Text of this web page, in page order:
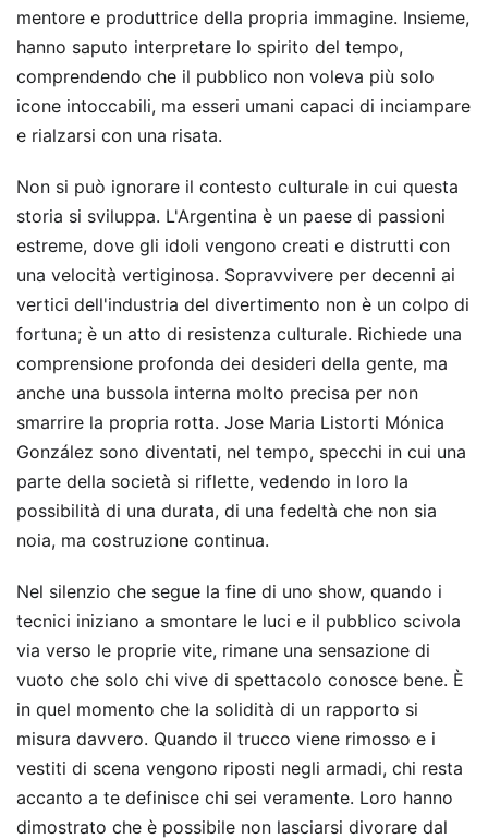
mentore e produttrice della propria immagine. Insieme,
hanno saputo interpretare lo spirito del tempo,
comprendendo che il pubblico non voleva più solo
icone intoccabili, ma esseri umani capaci di inciampare
e rialzarsi con una risata.
Non si può ignorare il contesto culturale in cui questa
storia si sviluppa. L'Argentina è un paese di passioni
estreme, dove gli idoli vengono creati e distrutti con
una velocità vertiginosa. Sopravvivere per decenni ai
vertici dell'industria del divertimento non è un colpo di
fortuna; è un atto di resistenza culturale. Richiede una
comprensione profonda dei desideri della gente, ma
anche una bussola interna molto precisa per non
smarrire la propria rotta. Jose Maria Listorti Mónica
González sono diventati, nel tempo, specchi in cui una
parte della società si riflette, vedendo in loro la
possibilità di una durata, di una fedeltà che non sia
noia, ma costruzione continua.
Nel silenzio che segue la fine di uno show, quando i
tecnici iniziano a smontare le luci e il pubblico scivola
via verso le proprie vite, rimane una sensazione di
vuoto che solo chi vive di spettacolo conosce bene. È
in quel momento che la solidità di un rapporto si
misura davvero. Quando il trucco viene rimosso e i
vestiti di scena vengono riposti negli armadi, chi resta
accanto a te definisce chi sei veramente. Loro hanno
dimostrato che è possibile non lasciarsi divorare dal